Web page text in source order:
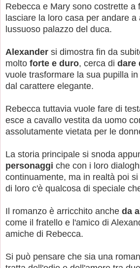
Rebecca e Mary sono costrette a
lasciare la loro casa per andare a
lussuoso palazzo del duca.
Alexander si dimostra fin da
molto forte e duro, cerca di dare
vuole trasformare la sua pupilla
dal carattere elegante.
Rebecca tuttavia vuole fare di
esce a cavallo vestita da uomo
assolutamente vietata per le
La storia principale si snoda
personaggi che con i loro
continuamente, ma in realtà poi
di loro c'è qualcosa di speciale
Il romanzo è arricchito anche da
come il fratello e l'amico di
amiche di Rebecca.
Si può pensare che sia una